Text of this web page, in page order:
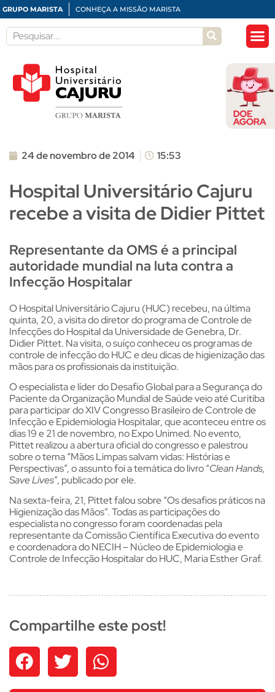
GRUPO MARISTA CONHEÇA A MISSÃO MARISTA
24 de novembro de 2014 15:53
Hospital Universitário Cajuru
recebe a visita de Didier Pittet
Representante da OMS é a principal
autoridade mundial na luta contra a
Infecção Hospitalar
O Hospital Universitário Cajuru (HUC) recebeu, na última
quinta, 20, a visita do diretor do programa de Controle de
Infecções do Hospital da Universidade de Genebra, Dr.
Didier Pittet. Na visita, o suíço conheceu os programas de
controle de infecção do HUC e deu dicas de higienização das
mãos para os profissionais da instituição.
O especialista e líder do Desafio Global para a Segurança do
Paciente da Organização Mundial de Saúde veio até Curitiba
para participar do XIV Congresso Brasileiro de Controle de
Infecção e Epidemiologia Hospitalar, que aconteceu entre os
dias 19 e 21 de novembro, no Expo Unimed. No evento,
Pittet realizou a abertura oficial do congresso e palestrou
sobre o tema “Mãos Limpas salvam vidas: Histórias e
Perspectivas”, o assunto foi a temática do livro “Clean Hands,
Save Lives”, publicado por ele.
Na sexta-feira, 21, Pittet falou sobre “Os desafios práticos na
Higienização das Mãos”. Todas as participações do
especialista no congresso foram coordenadas pela
representante da Comissão Científica Executiva do evento
e coordenadora do NECIH – Núcleo de Epidemiologia e
Controle de Infecção Hospitalar do HUC, Maria Esther Graf.
Compartilhe este post!